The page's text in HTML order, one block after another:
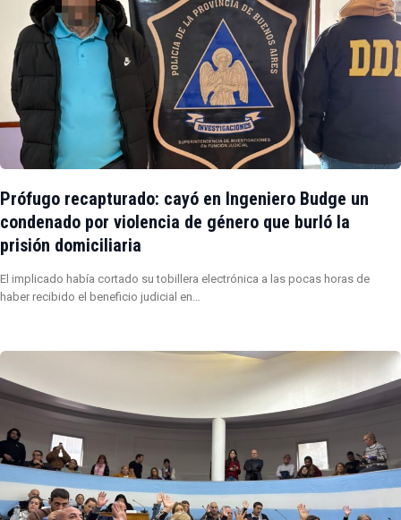
Prófugo recapturado: cayó en Ingeniero Budge un
condenado por violencia de género que burló la
prisión domiciliaria
El implicado había cortado su tobillera electrónica a las pocas horas de
haber recibido el beneficio judicial en…